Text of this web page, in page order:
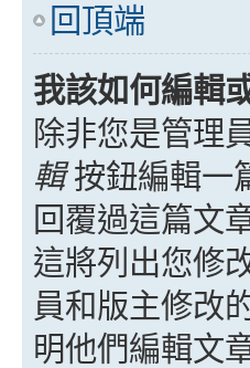
回頂端
我該如何編輯
除非您是管理
輯按鈕編輯一
回覆過這篇文
這將列出您修
員和版主修改
明他們編輯文